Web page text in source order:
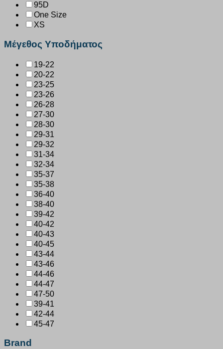
95D
One Size
XS
Μέγεθος Υποδήματος
19-22
20-22
23-25
23-26
26-28
27-30
28-30
29-31
29-32
31-34
32-34
35-37
35-38
36-40
38-40
39-42
40-42
40-43
40-45
43-44
43-46
44-46
44-47
47-50
39-41
42-44
45-47
Brand